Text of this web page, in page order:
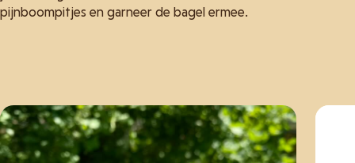
pijnboompitjes en garneer de bagel ermee.